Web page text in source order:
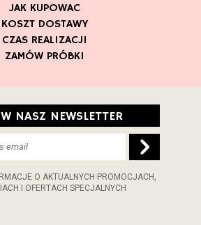
JAK KUPOWAC
KOSZT DOSTAWY
CZAS REALIZACJI
ZAMÓW PRÓBKI
NASZ NEWSLETTER
O AKTUALNYCH PROMOCJACH,
I OFERTACH SPECJALNYCH